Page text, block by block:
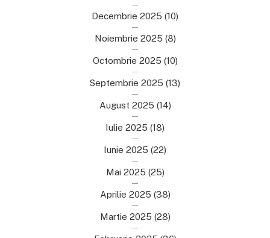
Decembrie 2025 (10)
Noiembrie 2025 (8)
Octombrie 2025 (10)
Septembrie 2025 (13)
August 2025 (14)
Iulie 2025 (18)
Iunie 2025 (22)
Mai 2025 (25)
Aprilie 2025 (38)
Martie 2025 (28)